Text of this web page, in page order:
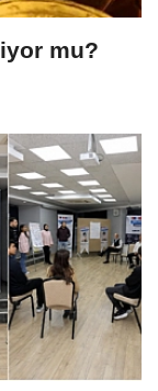
mu?